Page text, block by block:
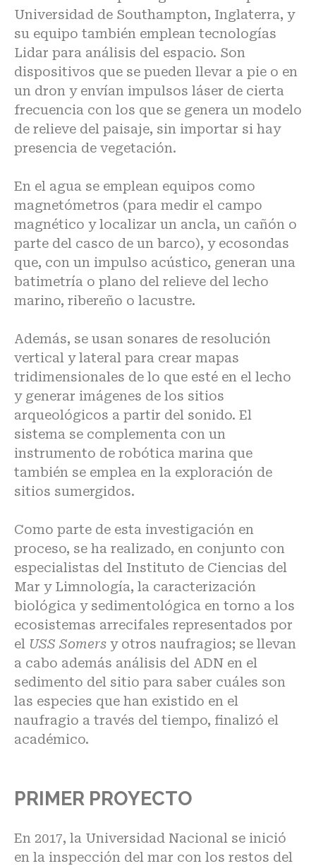
Universidad de Southampton, Inglaterra, y
su equipo también emplean tecnologías
Lidar para análisis del espacio. Son
dispositivos que se pueden llevar a pie o en
un dron y envían impulsos láser de cierta
frecuencia con los que se genera un modelo
de relieve del paisaje, sin importar si hay
presencia de vegetación.
En el agua se emplean equipos como
magnetómetros (para medir el campo
magnético y localizar un ancla, un cañón o
parte del casco de un barco), y ecosondas
que, con un impulso acústico, generan una
batimetría o plano del relieve del lecho
marino, ribereño o lacustre.
Además, se usan sonares de resolución
vertical y lateral para crear mapas
tridimensionales de lo que esté en el lecho
y generar imágenes de los sitios
arqueológicos a partir del sonido. El
sistema se complementa con un
instrumento de robótica marina que
también se emplea en la exploración de
sitios sumergidos.
Como parte de esta investigación en
proceso, se ha realizado, en conjunto con
especialistas del Instituto de Ciencias del
Mar y Limnología, la caracterización
biológica y sedimentológica en torno a los
ecosistemas arrecifales representados por
el USS Somers y otros naufragios; se llevan
a cabo además análisis del ADN en el
sedimento del sitio para saber cuáles son
las especies que han existido en el
naufragio a través del tiempo, finalizó el
académico.
PRIMER PROYECTO
En 2017, la Universidad Nacional se inició
en la inspección del mar con los restos del